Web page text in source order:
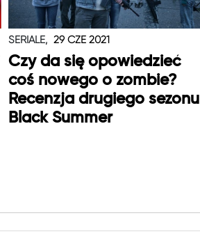
SERIALE, 29 CZE 2021
Czy da się opowiedzieć
coś nowego o zombie?
Recenzja drugiego sezonu
Black Summer